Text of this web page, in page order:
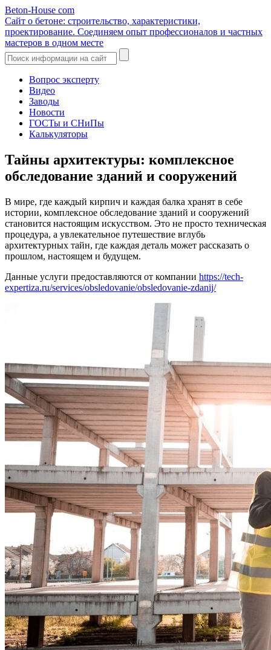
Beton-House com
Сайт о бетоне: строительство, характеристики,
проектирование. Соединяем опыт профессионалов и частных
мастеров в одном месте
Вопрос эксперту
Видео
Заводы
Новости
ГОСТы и СНиПы
Калькуляторы
Тайны архитектуры: комплексное
обследование зданий и сооружений
В мире, где каждый кирпич и каждая балка хранят в себе
истории, комплексное обследование зданий и сооружений
становится настоящим искусством. Это не просто техническая
процедура, а увлекательное путешествие вглубь
архитектурных тайн, где каждая деталь может рассказать о
прошлом, настоящем и будущем.
Данные услуги предоставляются от компании https://tech-
expertiza.ru/services/obsledovanie/obsledovanie-zdanij/